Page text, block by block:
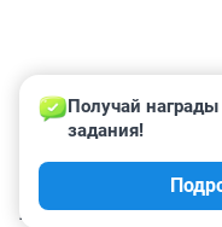
КОММЕНТАРИИ
Получай
задания!